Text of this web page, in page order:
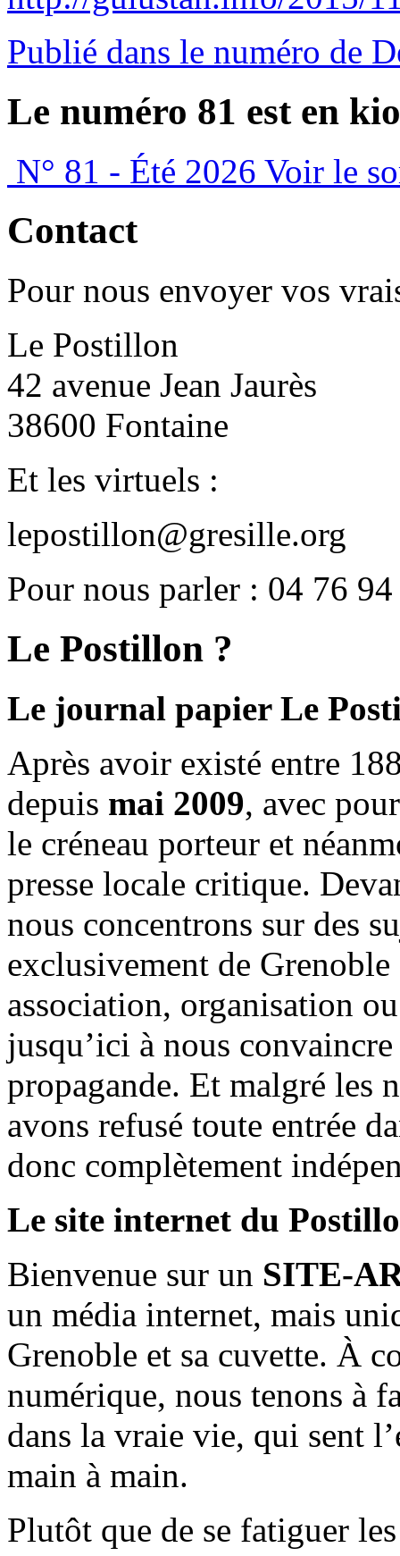
Publié dans le numéro de
Le numéro 81 est en
N° 81 - Été 2026 Voir le
Contact
Pour nous envoyer vos
Le Postillon
42 avenue Jean Jaurès
38600 Fontaine
Et les virtuels :
lepostillon@gresille.org
Pour nous parler : 04 76
Le Postillon ?
Le journal papier Le
Après avoir existé entre
depuis mai 2009, avec
le créneau porteur et
presse locale critique.
nous concentrons sur des
exclusivement de
association, organisation
jusqu’ici à nous
propagande. Et malgré les
avons refusé toute entrée
donc complètement
Le site internet du
Bienvenue sur un SITE-
un média internet, mais
Grenoble et sa cuvette. À
numérique, nous tenons à
dans la vraie vie, qui sent
main à main.
Plutôt que de se fatiguer